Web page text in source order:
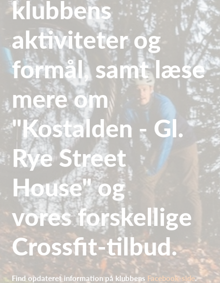
klubbens
aktiviteter og
formål,samt læse
mere om
"Kostalden - Gl.
Rye Street
House" og
voresforskellige
Crossfit-tilbud.
Find opdateret information på klubbens Facebook-side